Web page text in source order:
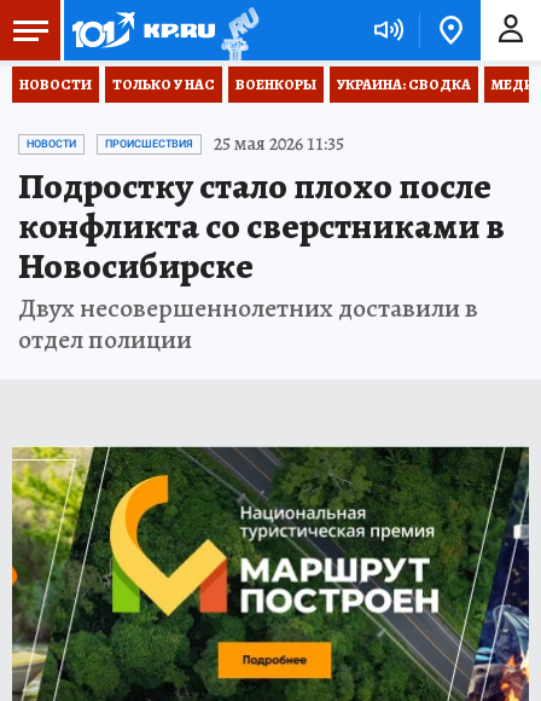
НОВОСТИ ТОЛЬКО У НАС ВОЕНКОРЫ УКРАИНА: СВОДКА
НОВОСТИ ПРОИСШЕСТВИЯ 25 мая 2026 11:35
Подростку стало плохо после
конфликта со сверстниками в
Новосибирске
Двух несовершеннолетних доставили в
отдел полиции